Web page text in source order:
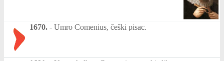
1670. - Umro Comenius, češki pisac.